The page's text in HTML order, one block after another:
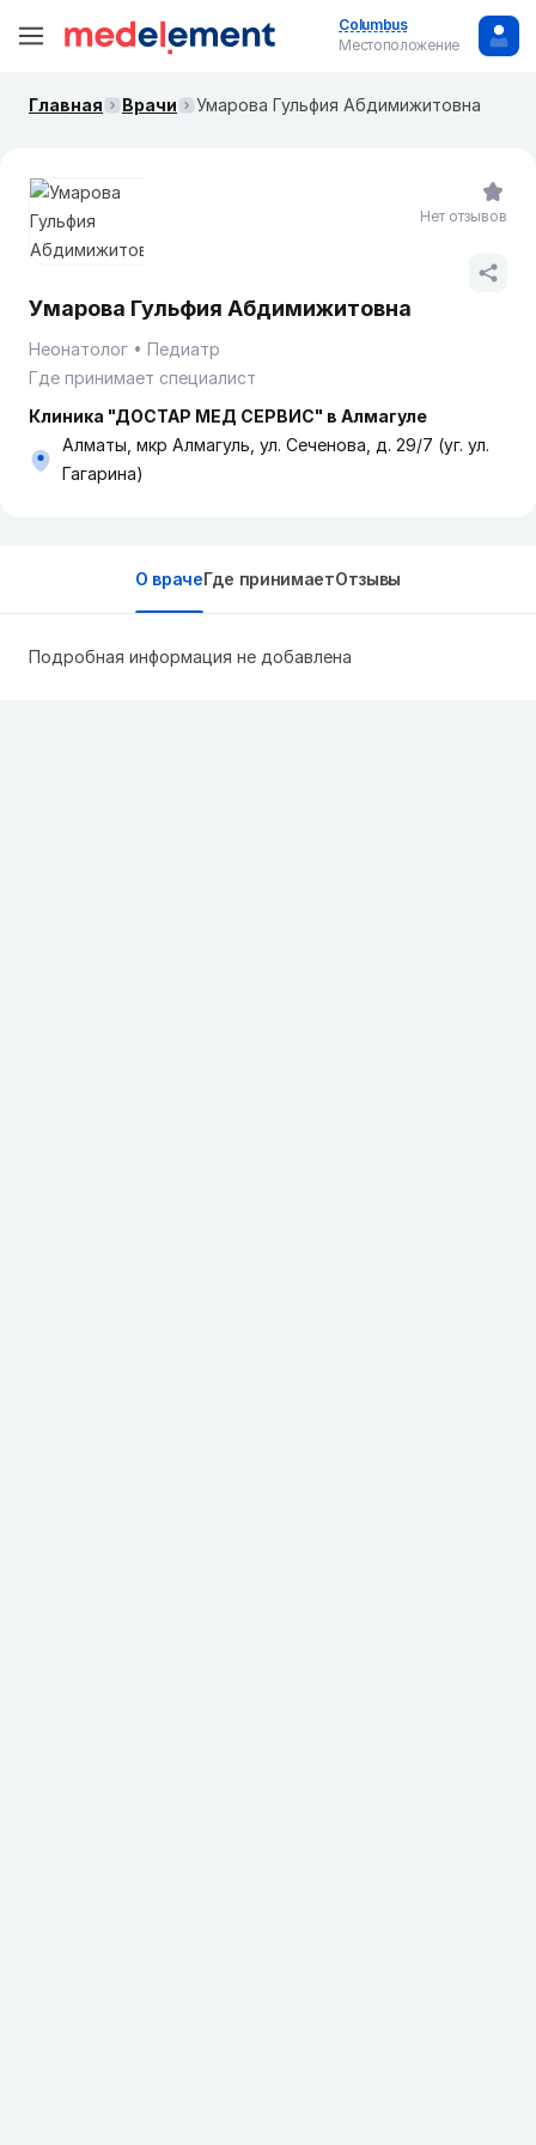
Columbus
Местоположение
Главная Врачи Умарова Гульфия Абдимижитовна
Умарова Гульфия Абдимижитовна
Неонатолог
Педиатр
Где принимает специалист
Клиника "ДОСТАР МЕД СЕРВИС" в Алмагуле
Алматы, мкр Алмагуль, ул. Сеченова, д. 29/7 (уг. ул.
Гагарина)
Нет отзывов
О врачеГде принимаетОтзывы
Подробная информация не добавлена